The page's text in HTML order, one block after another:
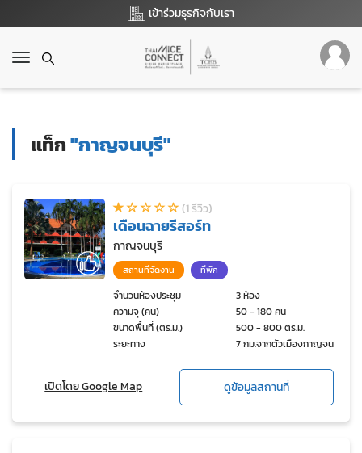
เข้าร่วมธุรกิจกับเรา
T
g
v
g
a
แท็ก"กาญจนบุรี"
(1 รีวิว)
เดือนฉายรีสอร์ท
กาญจนบุรี
สถานที่จัดงาน ที่พัก
จำนวนห้องประชุม
3 ห้อง
ความจุ (คน)
50 - 180 คน
ขนาดพื้นที่ (ตร.ม.)
500 - 800 ตร.ม.
ระยะทาง
7 กม.จากตัวเมืองกาญจนบุรี
เปิดโดย Google Map ดูข้อมูลสถานที่